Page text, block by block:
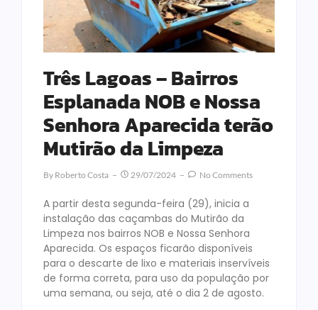
Três Lagoas – Bairros
Esplanada NOB e Nossa
Senhora Aparecida terão
Mutirão da Limpeza
By Roberto Costa 29/07/2024 No Comments
A partir desta segunda-feira (29), inicia a
instalação das caçambas do Mutirão da
Limpeza nos bairros NOB e Nossa Senhora
Aparecida. Os espaços ficarão disponíveis
para o descarte de lixo e materiais inservíveis
de forma correta, para uso da população por
uma semana, ou seja, até o dia 2 de agosto.